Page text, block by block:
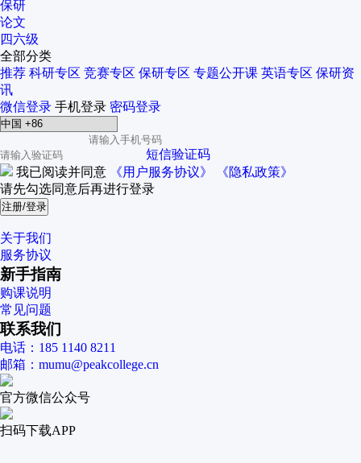
保研
论文
四六级
全部分类
推荐 科研专区 竞赛专区 保研专区 专题公开课 英语专区 保研资
讯
微信登录 手机登录 密码登录
短信验证码
我已阅读并同意
《用户服务协议》
《隐私政策》
请先勾选同意后再进行登录
注册/登录
关于我们
服务协议
新手指南
购课说明
常见问题
联系我们
电话：185 1140 8211
邮箱：mumu@peakcollege.cn
官方微信公众号
扫码下载APP